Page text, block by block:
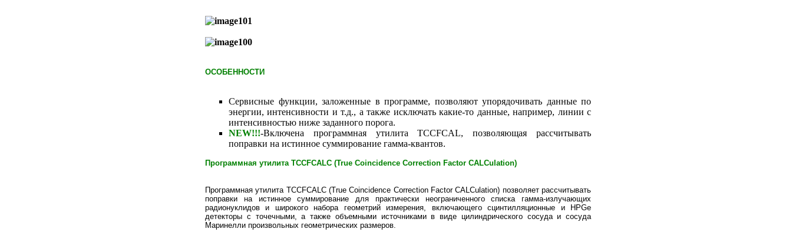
ОСОБЕННОСТИ
Сервисные функции, заложенные в программе, позволяют упорядочивать данные по
энергии, интенсивности и т.д., а также исключать какие-то данные, например, линии с
интенсивностью ниже заданного порога.
NEW!!!-Включена программная утилита TCCFCAL, позволяющая рассчитывать
поправки на истинное суммирование гамма-квантов.
Программная утилитаTCCFCALC (True Coincidence Correction Factor CALCulation)
Программная утилита TCCFCALC (True Coincidence Correction Factor CALCulation) позволяет рассчитывать
поправки на истинное суммирование для практически неограниченного списка гамма-излучающих
радионуклидов и широкого набора геометрий измерения, включающего сцинтилляционные и HPGe
детекторы с точечными, а также объемными источниками в виде цилиндрического сосуда и сосуда
Маринелли произвольных геометрических размеров.